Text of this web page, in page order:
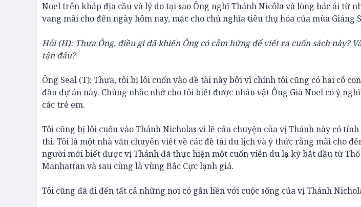
Noel trên khắp địa cầu và lý do tại sao Ông nghĩ Thánh Nicôla và lòng bác ái từ
vang mãi cho đến ngày hôm nay, mặc cho chủ nghĩa tiêu thụ hóa của mùa Giáng
Hỏi (H): Thưa Ông, điều gì đã khiến Ông có cảm hứng để viết ra cuốn sách này?
tận đâu?
Ông Seal (T): Thưa, tôi bị lôi cuốn vào đề tài này bởi vì chính tôi cũng có hai cô
đầu dự án này. Chúng nhắc nhở cho tôi biết được nhân vật Ông Già Noel có ý
các trẻ em.
Tôi cũng bị lôi cuốn vào Thánh Nicholas vì lẽ câu chuyện của vị Thánh này có
thi. Tôi là một nhà văn chuyên viết về các đề tài du lịch và ý thức rằng mãi cho
người mới biết được vị Thánh đã thực hiện một cuốn viễn du lạ kỳ bắt đầu từ
Manhattan và sau cùng là vùng Bắc Cực lạnh giá.
Tôi cũng đã đi đến tất cả những nơi có gắn liền với cuộc sống của vị Thánh